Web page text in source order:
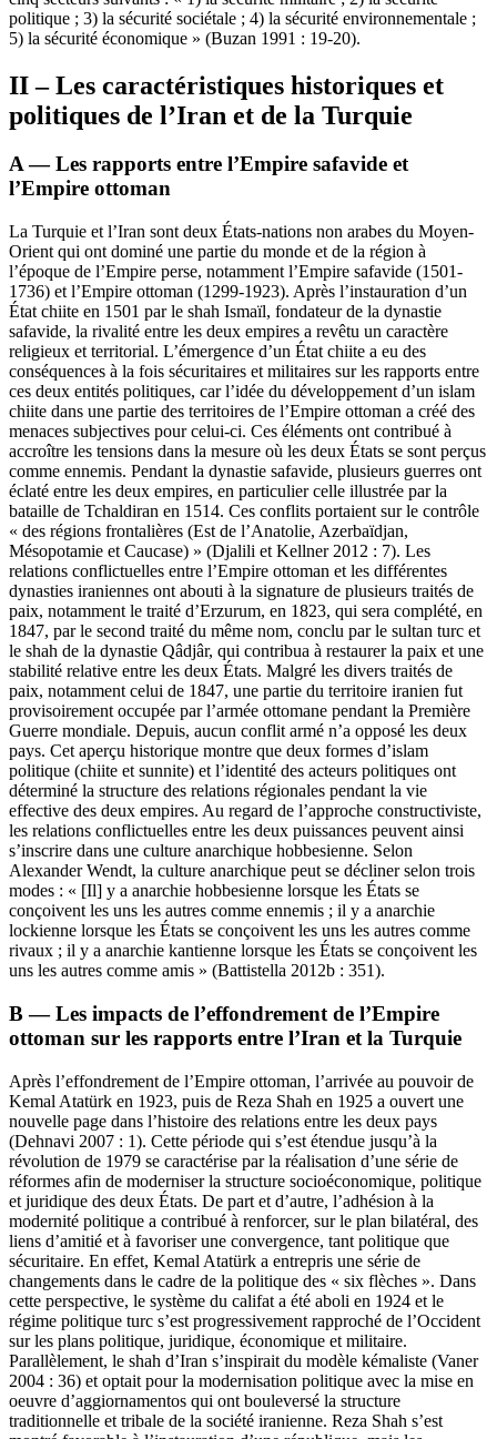
politique ; 3) la sécurité sociétale ; 4) la sécurité environnementale ;
5) la sécurité économique » (Buzan 1991 : 19-20).
II – Les caractéristiques historiques et
politiques de l’Iran et de la Turquie
A — Les rapports entre l’Empire safavide et
l’Empire ottoman
La Turquie et l’Iran sont deux États-nations non arabes du Moyen-
Orient qui ont dominé une partie du monde et de la région à
l’époque de l’Empire perse, notamment l’Empire safavide (1501-
1736) et l’Empire ottoman (1299-1923). Après l’instauration d’un
État chiite en 1501 par le shah Ismaïl, fondateur de la dynastie
safavide, la rivalité entre les deux empires a revêtu un caractère
religieux et territorial. L’émergence d’un État chiite a eu des
conséquences à la fois sécuritaires et militaires sur les rapports entre
ces deux entités politiques, car l’idée du développement d’un islam
chiite dans une partie des territoires de l’Empire ottoman a créé des
menaces subjectives pour celui-ci. Ces éléments ont contribué à
accroître les tensions dans la mesure où les deux États se sont perçus
comme ennemis. Pendant la dynastie safavide, plusieurs guerres ont
éclaté entre les deux empires, en particulier celle illustrée par la
bataille de Tchaldiran en 1514. Ces conflits portaient sur le contrôle
« des régions frontalières (Est de l’Anatolie, Azerbaïdjan,
Mésopotamie et Caucase) » (Djalili et Kellner 2012 : 7). Les
relations conflictuelles entre l’Empire ottoman et les différentes
dynasties iraniennes ont abouti à la signature de plusieurs traités de
paix, notamment le traité d’Erzurum, en 1823, qui sera complété, en
1847, par le second traité du même nom, conclu par le sultan turc et
le shah de la dynastie Qâdjâr, qui contribua à restaurer la paix et une
stabilité relative entre les deux États. Malgré les divers traités de
paix, notamment celui de 1847, une partie du territoire iranien fut
provisoirement occupée par l’armée ottomane pendant la Première
Guerre mondiale. Depuis, aucun conflit armé n’a opposé les deux
pays. Cet aperçu historique montre que deux formes d’islam
politique (chiite et sunnite) et l’identité des acteurs politiques ont
déterminé la structure des relations régionales pendant la vie
effective des deux empires. Au regard de l’approche constructiviste,
les relations conflictuelles entre les deux puissances peuvent ainsi
s’inscrire dans une culture anarchique hobbesienne. Selon
Alexander Wendt, la culture anarchique peut se décliner selon trois
modes : « [Il] y a anarchie hobbesienne lorsque les États se
conçoivent les uns les autres comme ennemis ; il y a anarchie
lockienne lorsque les États se conçoivent les uns les autres comme
rivaux ; il y a anarchie kantienne lorsque les États se conçoivent les
uns les autres comme amis » (Battistella 2012b : 351).
B — Les impacts de l’effondrement de l’Empire
ottoman sur les rapports entre l’Iran et la Turquie
Après l’effondrement de l’Empire ottoman, l’arrivée au pouvoir de
Kemal Atatürk en 1923, puis de Reza Shah en 1925 a ouvert une
nouvelle page dans l’histoire des relations entre les deux pays
(Dehnavi 2007 : 1). Cette période qui s’est étendue jusqu’à la
révolution de 1979 se caractérise par la réalisation d’une série de
réformes afin de moderniser la structure socioéconomique, politique
et juridique des deux États. De part et d’autre, l’adhésion à la
modernité politique a contribué à renforcer, sur le plan bilatéral, des
liens d’amitié et à favoriser une convergence, tant politique que
sécuritaire. En effet, Kemal Atatürk a entrepris une série de
changements dans le cadre de la politique des « six flèches ». Dans
cette perspective, le système du califat a été aboli en 1924 et le
régime politique turc s’est progressivement rapproché de l’Occident
sur les plans politique, juridique, économique et militaire.
Parallèlement, le shah d’Iran s’inspirait du modèle kémaliste (Vaner
2004 : 36) et optait pour la modernisation politique avec la mise en
oeuvre d’aggiornamentos qui ont bouleversé la structure
traditionnelle et tribale de la société iranienne. Reza Shah s’est